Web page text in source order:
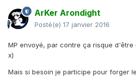
ArKer Arondight
Posté(e) 17 janvier 2016
MP envoyé, par contre ça risque
x)
Mais si besoin je participe pour forger